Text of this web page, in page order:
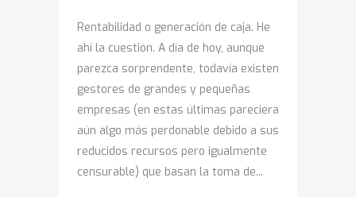
Rentabilidad o generación de caja. He
ahí la cuestión. A día de hoy, aunque
parezca sorprendente, todavía existen
gestores de grandes y pequeñas
empresas (en estas últimas pareciera
aún algo más perdonable debido a sus
reducidos recursos pero igualmente
censurable) que basan la toma de...